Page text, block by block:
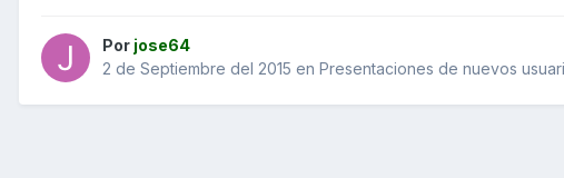
Por jose64
2 de Septiembre del 2015 en Presentaciones de nuevos